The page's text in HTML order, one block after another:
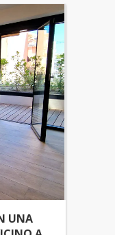
UNA